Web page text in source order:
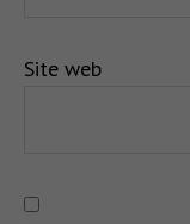
Site web